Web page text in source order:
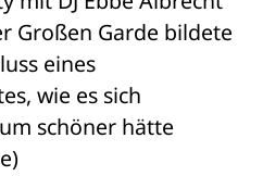
Großen Garde bildete
eines
wie es sich
schöner hätte